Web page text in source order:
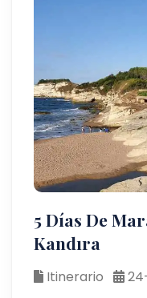
5 Días De
Kandıra
Itinerario